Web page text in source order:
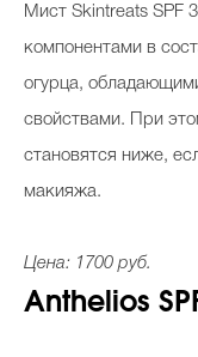
Мист Skintreats SPF
компонентами в
огурца,
свойствами. При
становятся ниже,
макияжа.
Цена: 1700 руб.
Anthelios